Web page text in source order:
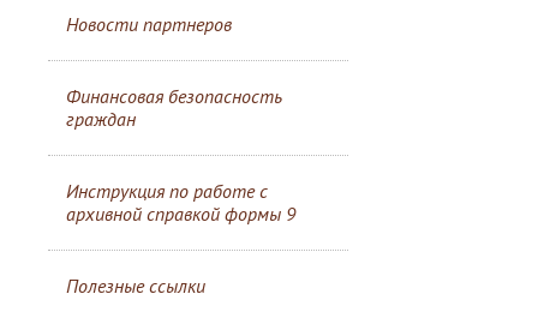
Новости партнеров
Финансовая безопасность
граждан
Инструкция по работе с
архивной справкой формы 9
Полезные ссылки